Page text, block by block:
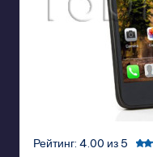
Рейтинг: 4.00 из 5